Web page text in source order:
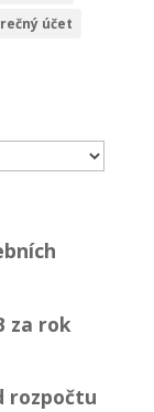
účet
za rok
rozpočtu